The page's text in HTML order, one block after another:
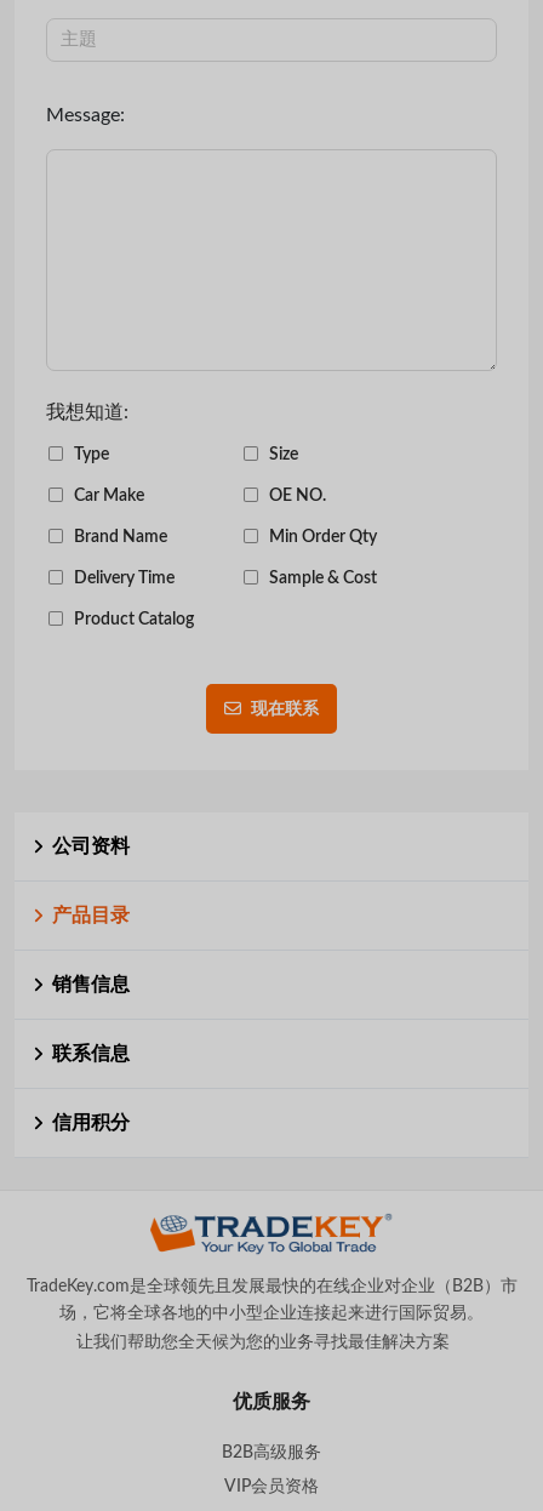
Message:
我想知道:
Type Size
Car Make OE NO.
Brand Name Min Order Qty
Delivery Time Sample & Cost
Product Catalog
现在联系
公司资料
产品目录
销售信息
联系信息
信用积分
TradeKey.com是全球领先且发展最快的在线企业对企业（B2B）市
场，它将全球各地的中小型企业连接起来进行国际贸易。
让我们帮助您全天候为您的业务寻找最佳解决方案
优质服务
B2B高级服务
VIP会员资格